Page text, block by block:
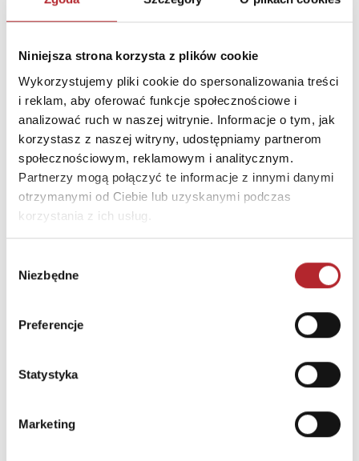
Niniejsza strona korzysta z plików cookie
Wykorzystujemy pliki cookie do spersonalizowania treści
i reklam, aby oferować funkcje społecznościowe i
analizować ruch w naszej witrynie. Informacje o tym, jak
korzystasz z naszej witryny, udostępniamy partnerom
społecznościowym, reklamowym i analitycznym.
Partnerzy mogą połączyć te informacje z innymi danymi
otrzymanymi od Ciebie lub uzyskanymi podczas
korzystania z ich usług.
zgody
Niezbędne
Preferencje
Statystyka
Marketing
Kod pocztowy
E-mail
info@dam.be
INFORMACJE I OSTRZEŻENIA
Ostrzeżenie Usuń opakowanie zanim dasz dziecku
zabawkę. Zachowaj opakowanie ze względu na
zawarte na nim informacje i adresy.
INNI KLIENCI KUPOWALI